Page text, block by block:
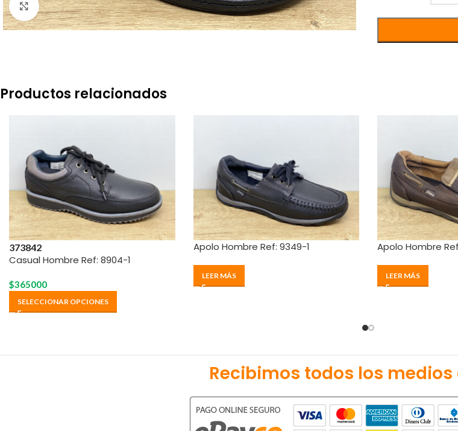
Click to enlarge
Productos relacionados
373842
Casual Hombre Ref: 8904-1
$365000
SELECCIONAR OPCIONES
Apolo Hombre Ref: 9349-1
LEER MÁS
Apolo Hombre
LEER MÁS
Recibimos todos los medios